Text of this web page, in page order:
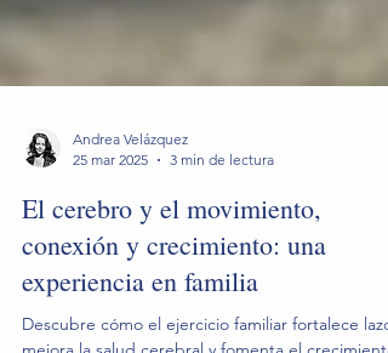
25 mar 2025
3 min de lectura
El cerebro y el movimiento,
conexión y crecimiento: una
experiencia en familia